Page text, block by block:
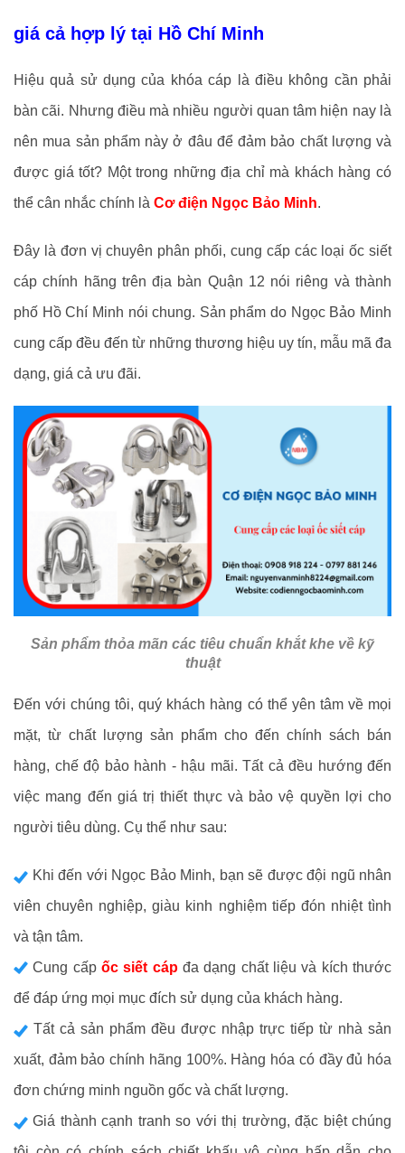
giá cả hợp lý tại Hồ Chí Minh
Hiệu quả sử dụng của khóa cáp là điều không cần phải
bàn cãi. Nhưng điều mà nhiều người quan tâm hiện nay là
nên mua sản phẩm này ở đâu để đảm bảo chất lượng và
được giá tốt? Một trong những địa chỉ mà khách hàng có
thể cân nhắc chính là Cơ điện Ngọc Bảo Minh.
Đây là đơn vị chuyên phân phối, cung cấp các loại ốc siết
cáp chính hãng trên địa bàn Quận 12 nói riêng và thành
phố Hồ Chí Minh nói chung. Sản phẩm do Ngọc Bảo Minh
cung cấp đều đến từ những thương hiệu uy tín, mẫu mã đa
dạng, giá cả ưu đãi.
Sản phẩm thỏa mãn các tiêu chuẩn khắt khe về kỹ
thuật
Đến với chúng tôi, quý khách hàng có thể yên tâm về mọi
mặt, từ chất lượng sản phẩm cho đến chính sách bán
hàng, chế độ bảo hành - hậu mãi. Tất cả đều hướng đến
việc mang đến giá trị thiết thực và bảo vệ quyền lợi cho
người tiêu dùng. Cụ thể như sau:
Khi đến với Ngọc Bảo Minh, bạn sẽ được đội ngũ nhân
viên chuyên nghiệp, giàu kinh nghiệm tiếp đón nhiệt tình
và tận tâm.
Cung cấp ốc siết cápđa dạng chất liệu và kích thước
để đáp ứng mọi mục đích sử dụng của khách hàng.
Tất cả sản phẩm đều được nhập trực tiếp từ nhà sản
xuất, đảm bảo chính hãng 100%. Hàng hóa có đầy đủ hóa
đơn chứng minh nguồn gốc và chất lượng.
Giá thành cạnh tranh so với thị trường, đặc biệt chúng